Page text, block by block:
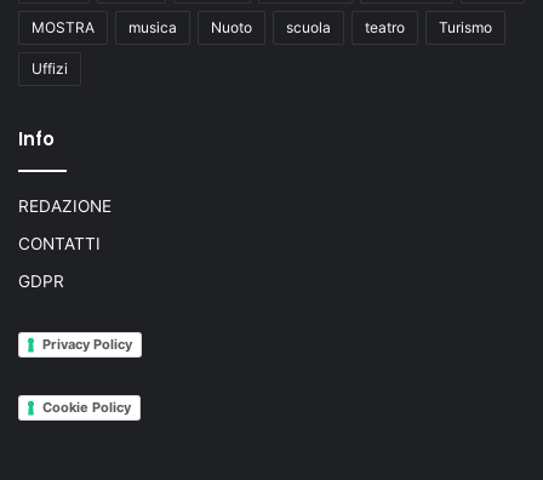
MOSTRA musica Nuoto scuola teatro Turismo
Uffizi
Info
REDAZIONE
CONTATTI
GDPR
Privacy Policy
Cookie Policy